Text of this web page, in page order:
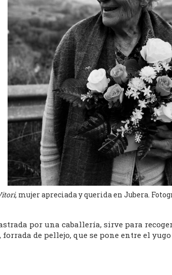
mujer apreciada y querida en Jubera.
por una caballería, sirve para
forrada de pellejo, que se pone entre el